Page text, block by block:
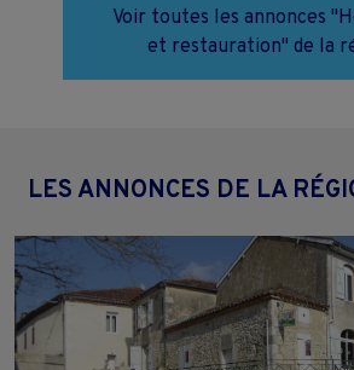
Voir toutes les annonces
et restauration" de la
LES ANNONCES DE LA